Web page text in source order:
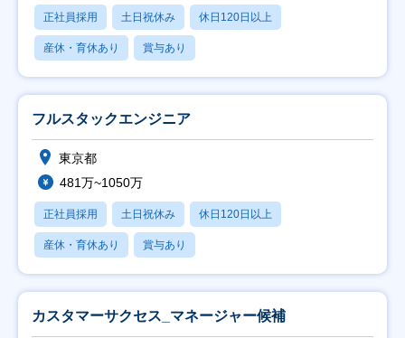
正社員採用 土日祝休み 休日120日以上
産休・育休あり 賞与あり
フルスタックエンジニア
東京都
481万~1050万
正社員採用 土日祝休み 休日120日以上
産休・育休あり 賞与あり
カスタマーサクセス_マネージャー候補